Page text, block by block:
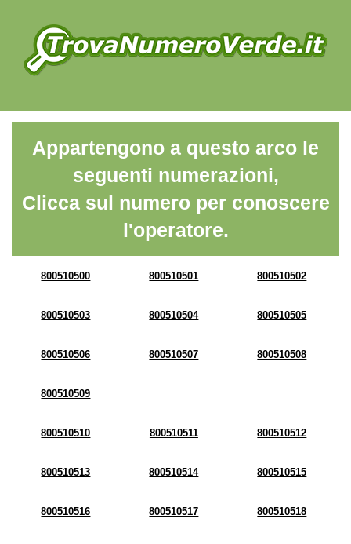
Appartengono a questo arco le
seguenti numerazioni,
Clicca sul numero per conoscere
l'operatore.
800510500 800510501 800510502
800510503 800510504 800510505
800510506 800510507 800510508
800510509
800510510 800510511 800510512
800510513 800510514 800510515
800510516 800510517 800510518